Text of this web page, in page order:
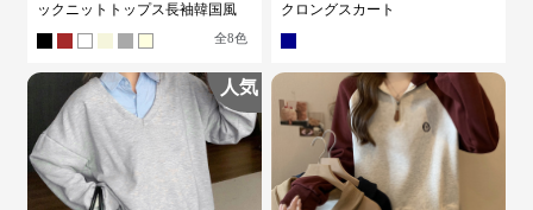
ックニットトップス長袖韓国風
全8色
クロングスカート
人気